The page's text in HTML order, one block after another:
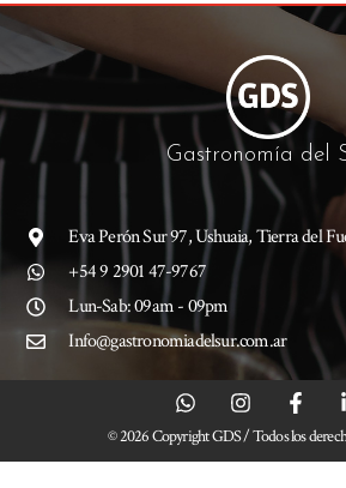
Gastronomía del
Eva Perón Sur 97, Ushuaia, Tierra del
+54 9 2901 47-9767
Lun-Sab: 09am - 09pm
Info@gastronomiadelsur.com.ar
© 2026 Copyright GDS / Todos los